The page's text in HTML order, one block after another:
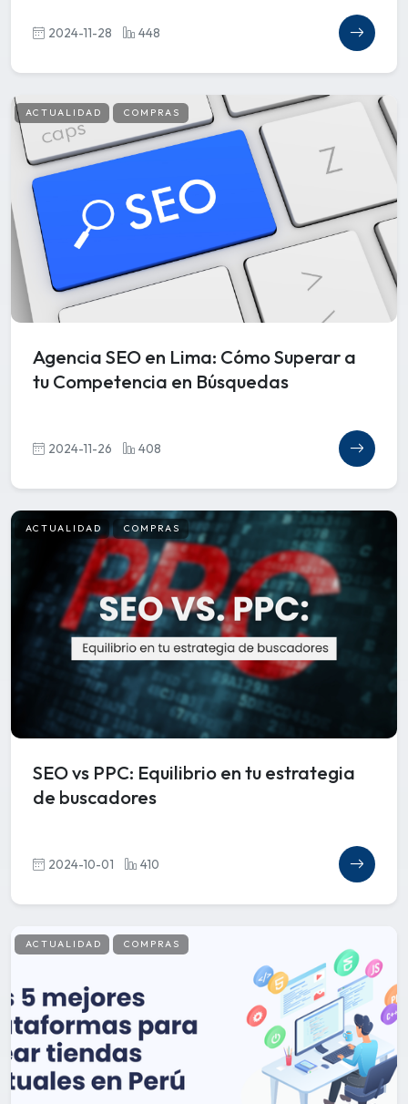
2024-11-28 448
ACTUALIDAD COMPRAS
Agencia SEO en Lima: Cómo Superar a
tu Competencia en Búsquedas
2024-11-26 408
ACTUALIDAD COMPRAS
SEO vs PPC: Equilibrio en tu estrategia
de buscadores
2024-10-01 410
ACTUALIDAD COMPRAS